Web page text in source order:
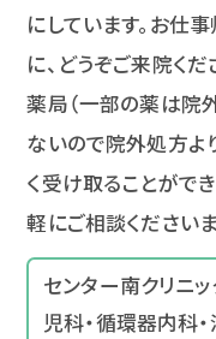
にしています。お仕
に、どうぞご来院く
薬局（一部の薬は院
ないので院外処方よ
く受け取ることがで
軽にご相談くださいま
センター南クリニ
児科・循環器内科